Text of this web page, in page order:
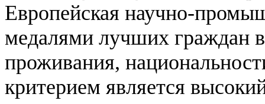
Европейская научно-
медалями лучших граждан
проживания,
критерием является